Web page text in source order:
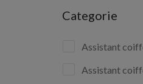
Categorie
Assistant
Assistant